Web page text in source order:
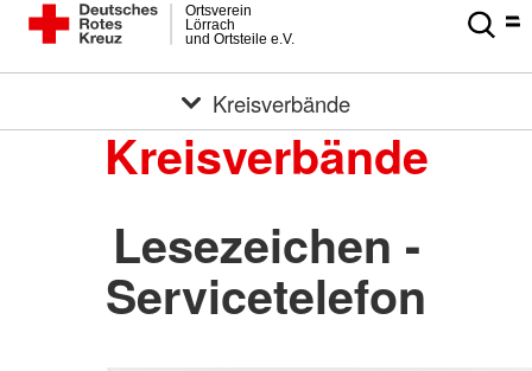
und Ortsteile e.V.
Lörrach
Ortsverein
Kreisverbände
Kreisverbände
Lesezeichen -
Servicetelefon